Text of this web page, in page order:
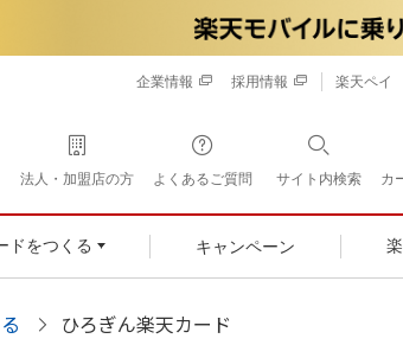
企業情報 採用情報 楽天ペイ
法人・加盟店の方 よくあるご質問 サイト内検索 カ
ドをつくる キャンペーン
ひろぎん楽天カード